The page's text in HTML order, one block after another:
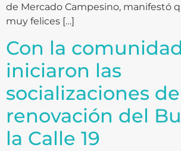
de Mercado Campesino, manifestó
muy felices […]
Con la
iniciaron las
socializaciones
renovación del
la Calle 19